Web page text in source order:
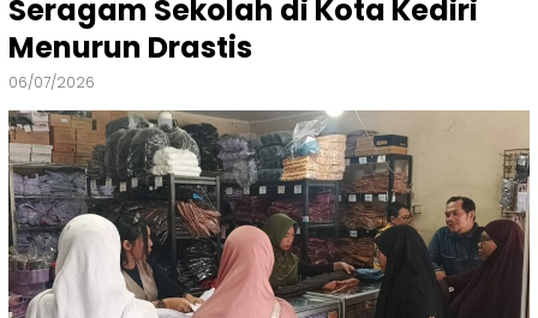
Seragam Sekolah di Kota Kediri
Menurun Drastis
06/07/2026